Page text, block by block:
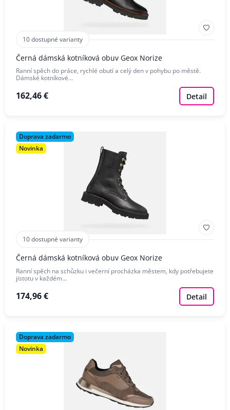
10 dostupné varianty
Černá dámská kotníková obuv Geox Norize
Ranní spěch do práce, rychlé obutí a celý den v pohybu po městě.
Dámské kotníkové…
162,46 € Detail
Doprava zadarmo
Novinka
10 dostupné varianty
Černá dámská kotníková obuv Geox Norize
Ranní spěch na schůzku i večerní procházka městem, kdy potřebujete
jistotu v každém…
174,96 € Detail
Doprava zadarmo
Novinka